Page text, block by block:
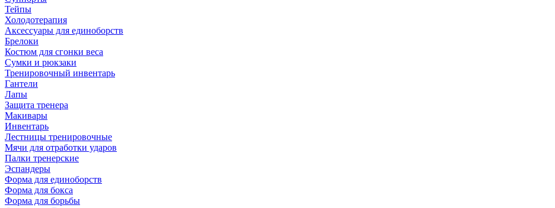
Тейпы
Холодотерапия
Аксессуары для единоборств
Брелоки
Костюм для сгонки веса
Сумки и рюкзаки
Тренировочный инвентарь
Гантели
Лапы
Защита тренера
Макивары
Инвентарь
Лестницы тренировочные
Мячи для отработки ударов
Палки тренерские
Эспандеры
Форма для единоборств
Форма для бокса
Форма для борьбы